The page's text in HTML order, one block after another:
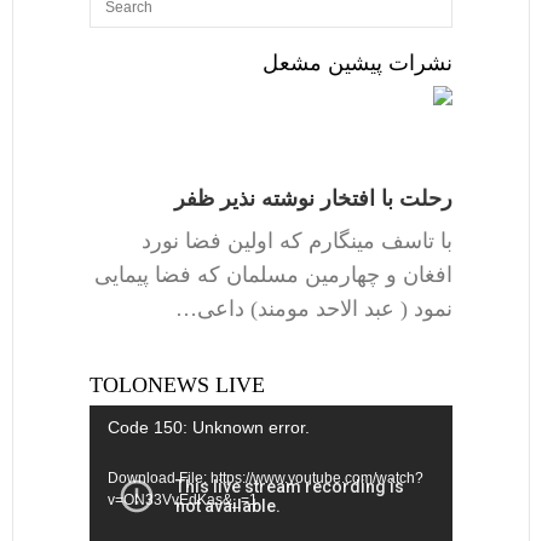
نشرات پیشین مشعل
رحلت با افتخار نوشته نذیر ظفر
با تاسف مینگارم که اولین فضا نورد
افغان و چهارمین مسلمان که فضا پیمایی
نمود ( عبد الاحد مومند) داعی…
TOLONEWS LIVE
Video
Code 150: Unknown error.
Download File: https://www.youtube.com/watch?
v=ON33VvEdKas&_=1